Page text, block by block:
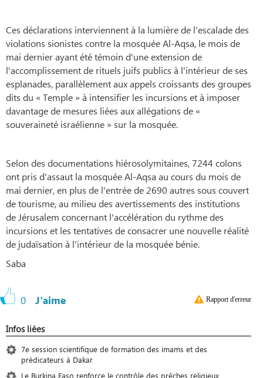
Ces déclarations interviennent à la lumière de l'escalade des
violations sionistes contre la mosquée Al-Aqsa, le mois de
mai dernier ayant été témoin d'une extension de
l'accomplissement de rituels juifs publics à l'intérieur de ses
esplanades, parallèlement aux appels croissants des groupes
dits du « Temple » à intensifier les incursions et à imposer
davantage de mesures liées aux allégations de «
souveraineté israélienne » sur la mosquée.
Selon des documentations hiérosolymitaines, 7244 colons
ont pris d'assaut la mosquée Al-Aqsa au cours du mois de
mai dernier, en plus de l'entrée de 2690 autres sous couvert
de tourisme, au milieu des avertissements des institutions
de Jérusalem concernant l'accélération du rythme des
incursions et les tentatives de consacrer une nouvelle réalité
de judaïsation à l'intérieur de la mosquée bénie.
Saba
0 J'aime Rapport d'erreur
Infos liées
7e session scientifique de formation des imams et des
prédicateurs à Dakar
Le Burkina Faso renforce le contrôle des prêches religieux